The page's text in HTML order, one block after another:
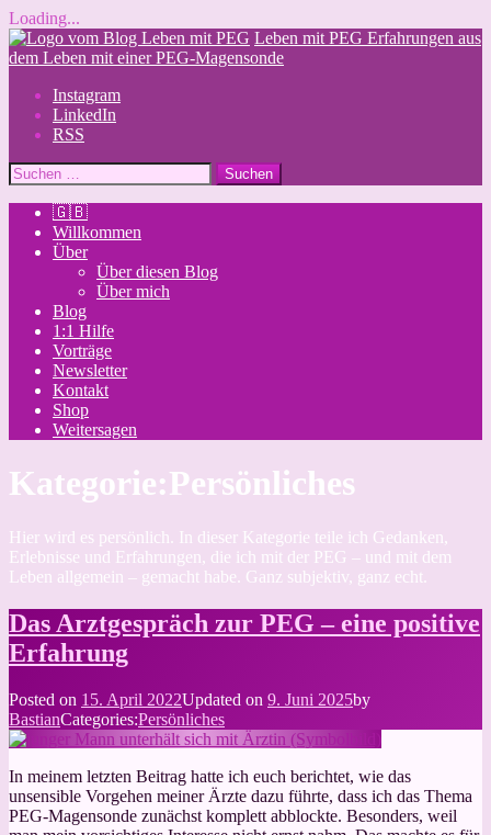
Loading...
Skip
to
Leben mit PEG Erfahrungen aus
dem Leben mit einer PEG-Magensonde
Instagram
LinkedIn
RSS
Suchen
nach:
🇬🇧
Willkommen
Über
Über diesen Blog
Über mich
Blog
1:1 Hilfe
Vorträge
Newsletter
Kontakt
Shop
Weitersagen
Kategorie:Persönliches
Hier wird es persönlich. In dieser Kategorie teile ich Gedanken,
Erlebnisse und Erfahrungen, die ich mit der PEG – und mit dem
Leben allgemein – gemacht habe. Ganz subjektiv, ganz echt.
Das Arztgespräch zur PEG – eine positive
Erfahrung
Posted on 15. April 2022Updated on 9. Juni 2025by
BastianCategories:Persönliches
In meinem letzten Beitrag hatte ich euch berichtet, wie das
unsensible Vorgehen meiner Ärzte dazu führte, dass ich das Thema
PEG-Magensonde zunächst komplett abblockte. Besonders, weil